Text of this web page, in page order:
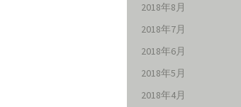
2018年8月
2018年7月
2018年6月
2018年5月
2018年4月